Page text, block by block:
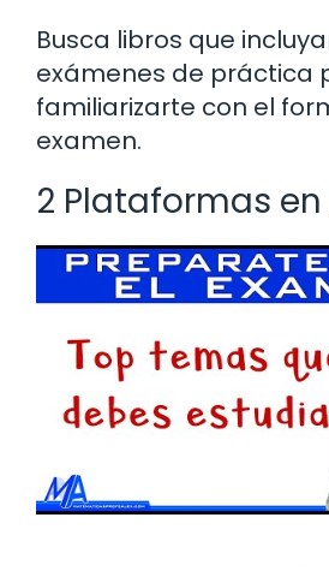
Busca libros que
exámenes de práctica
familiarizarte con el
examen.
2 Plataformas en